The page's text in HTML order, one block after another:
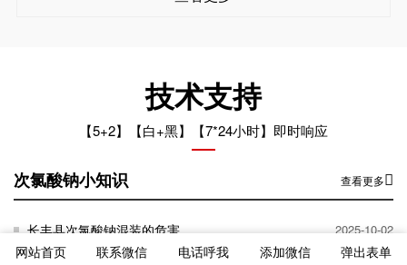
技术支持
【5+2】【白+黑】【7*24小时】即时响应
次氯酸钠小知识 查看更多
长丰县次氯酸钠混装的危害 2025-10-02
网站首页 联系微信 电话呼我 添加微信 弹出表单